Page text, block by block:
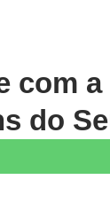
com a
do